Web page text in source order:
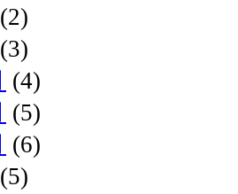
(2)
(3)
(4)
(5)
(6)
(5)